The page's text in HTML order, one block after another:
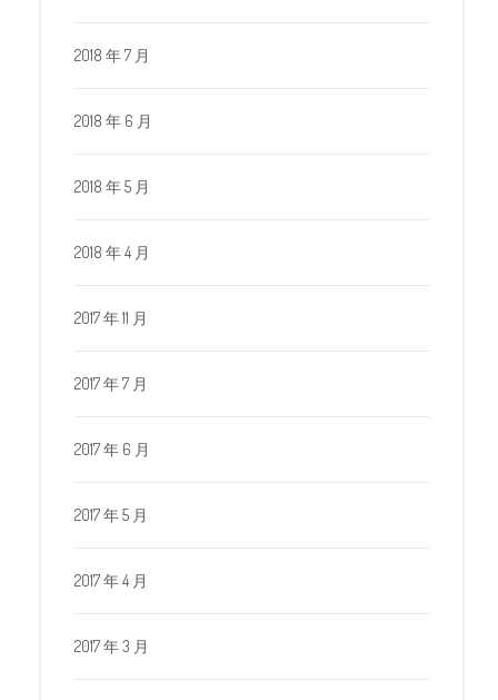
2018 年 7 月
2018 年 6 月
2018 年 5 月
2018 年 4 月
2017 年 11 月
2017 年 7 月
2017 年 6 月
2017 年 5 月
2017 年 4 月
2017 年 3 月